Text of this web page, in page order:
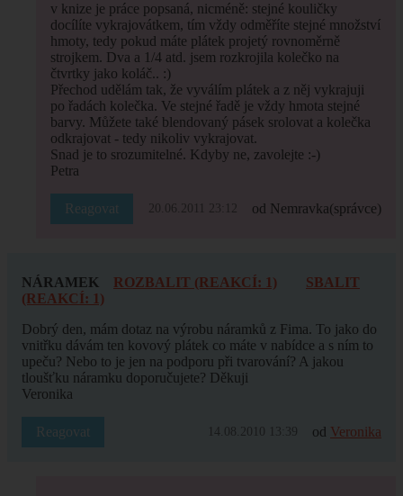
v knize je práce popsaná, nicméně: stejné kouličky
docílíte vykrajovátkem, tím vždy odměříte stejné množství
hmoty, tedy pokud máte plátek projetý rovnoměrně
strojkem. Dva a 1/4 atd. jsem rozkrojila kolečko na
čtvrtky jako koláč.. :)
Přechod udělám tak, že vyválím plátek a z něj vykrajuji
po řadách kolečka. Ve stejné řadě je vždy hmota stejné
barvy. Můžete také blendovaný pásek srolovat a kolečka
odkrajovat - tedy nikoliv vykrajovat.
Snad je to srozumitelné. Kdyby ne, zavolejte :-)
Petra
Reagovat 20.06.2011 23:12 od Nemravka(správce)
NÁRAMEK ROZBALIT (REAKCÍ: 1)
SBALIT
(REAKCÍ: 1)
Dobrý den, mám dotaz na výrobu náramků z Fima. To jako do
vnitřku dávám ten kovový plátek co máte v nabídce a s ním to
upeču? Nebo to je jen na podporu při tvarování? A jakou
tloušťku náramku doporučujete? Děkuji
Veronika
Reagovat 14.08.2010 13:39 od Veronika